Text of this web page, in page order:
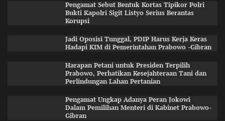
Pengamat Sebut Bentuk Kortas Tipikor Polri
Bukti Kapolri Sigit Listyo Serius Berantas
Korupsi
Jadi Oposisi Tunggal, PDIP Harus Kerja Keras
Hadapi KIM di Pemerintahan Prabowo -Gibran
Harapan Petani untuk Presiden Terpilih
Prabowo, Perhatikan Kesejahteraan Tani dan
Perlindungan Lahan Pertanian
Pengamat Ungkap Adanya Peran Jokowi
Dalam Pemilihan Menteri di Kabinet Prabowo-
Gibran